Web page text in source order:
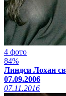
4 фото
84%
Линдси Лохан
07.09.2006
07.11.2016